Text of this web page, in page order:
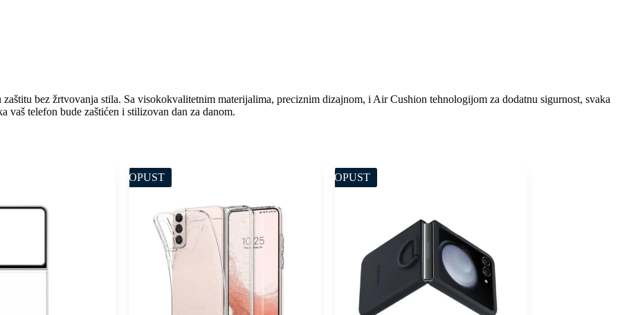
bez žrtvovanja stila. Sa visokokvalitetnim materijalima, preciznim dizajnom, i Air Cushion tehnologijom za dodatnu sigurnost, svaka
vaš telefon bude zaštićen i stilizovan dan za danom.
POPUST POPUST